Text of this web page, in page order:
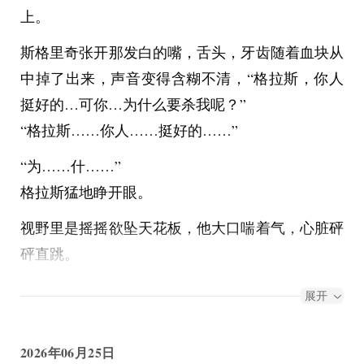
上。
斯格里奇张开那发白的嘴，舌头，牙齿随着血块从
中掉了出来，声音变得含糊不清，“格拉斯，你人
挺好的…可你…为什么要杀我呢？”
“格拉斯……你人……挺好的……”
“为……什……”
格拉斯猛地睁开眼。
视野里是摇摇欲坠天花板，他大口喘着气，心脏砰
砰直跳。
展开
2026年06月25日